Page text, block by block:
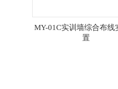
MY-01C实训墙综合布线
置